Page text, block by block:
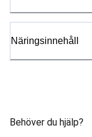
Näringsinnehåll
Behöver du hjälp?